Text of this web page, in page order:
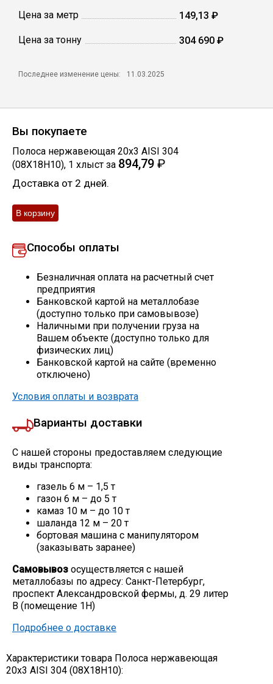
Сетка кладочная
Круги абразивные
Скобо-гибочные изделия
Остальное
Цена за метр 149,13 ₽
Цена за тонну 304 690 ₽
Последнее изменение цены: 11.03.2025
Вы покупаете
Полоса нержавеющая 20х3 AISI 304
(08Х18Н10), 1 хлыст за 894,79 ₽
Доставка от 2 дней.
Способы оплаты
Безналичная оплата на расчетный счет
предприятия
Банковской картой на металлобазе
(доступно только при самовывозе)
Наличными при получении груза на
Вашем объекте (доступно только для
физических лиц)
Банковской картой на сайте (временно
отключено)
Условия оплаты и возврата
Варианты доставки
С нашей стороны предоставляем следующие
виды транспорта:
газель 6 м – 1,5 т
газон 6 м – до 5 т
камаз 10 м – до 10 т
шаланда 12 м – 20 т
бортовая машина с манипулятором
(заказывать заранее)
Самовывоз осуществляется с нашей
металлобазы по адресу: Санкт-Петербург,
проспект Александровской фермы, д. 29 литер
В (помещение 1Н)
Подробнее о доставке
Характеристики товара Полоса нержавеющая
20х3 AISI 304 (08Х18Н10):